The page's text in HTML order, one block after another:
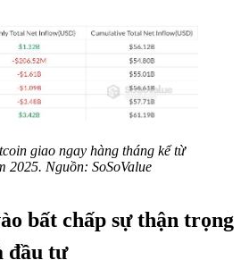
giao ngay hàng tháng kể từ
2025. Nguồn: SoSoValue
bất chấp sự thận trọng
đầu tư